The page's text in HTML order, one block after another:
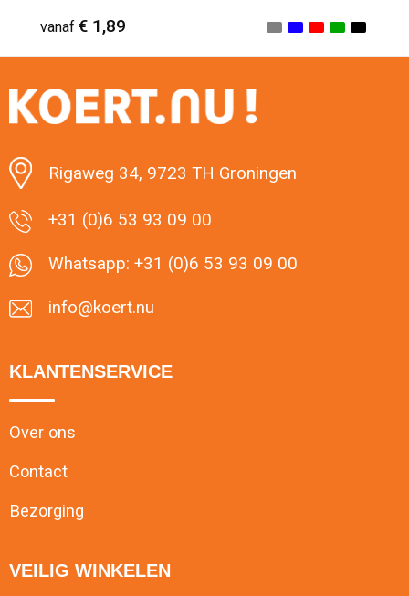
vanaf € 1,89
Minimale afname: 1
Rigaweg 34, 9723 TH Groningen
+31 (0)6 53 93 09 00
Whatsapp: +31 (0)6 53 93 09 00
info@koert.nu
KLANTENSERVICE
Over ons
Contact
Bezorging
VEILIG WINKELEN